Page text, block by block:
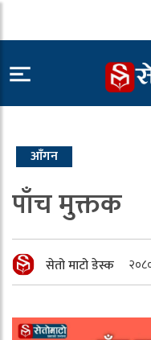
आँगन
पाँच मुक्तक
सेतो माटो डेस्क